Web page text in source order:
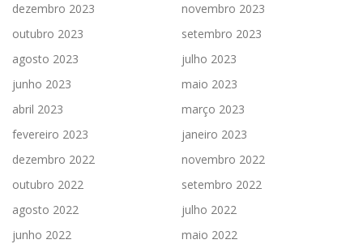
dezembro 2023
novembro 2023
outubro 2023
setembro 2023
agosto 2023
julho 2023
junho 2023
maio 2023
abril 2023
março 2023
fevereiro 2023
janeiro 2023
dezembro 2022
novembro 2022
outubro 2022
setembro 2022
agosto 2022
julho 2022
junho 2022
maio 2022